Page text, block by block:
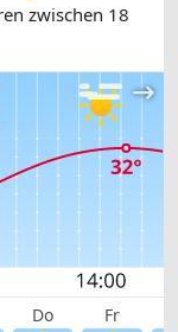
zwischen 18
Do Fr